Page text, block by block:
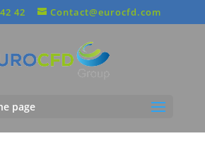
42 Contact@eurocfd.com
page